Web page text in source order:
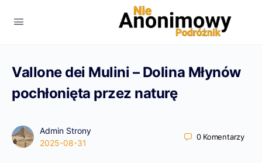
Vallone dei Mulini – Dolina Młynów
pochłonięta przez naturę
Admin Strony
2025-08-31
0 Komentarzy